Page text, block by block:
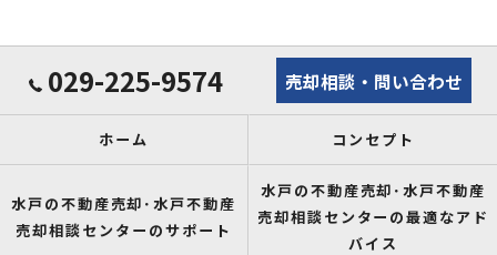
029-225-9574 売却相談・問い合わせ
ホーム コンセプト
水戸の不動産売却･水戸不動産
売却相談センターのサポート
水戸の不動産売却･水戸不動産
売却相談センターの最適なアド
バイス